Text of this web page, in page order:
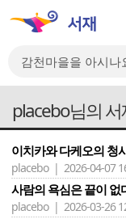
placebo님의 서
이치카와 다케오의 청
placebo | 2026-04-07
사람의 욕심은 끝이 없
placebo | 2026-03-26